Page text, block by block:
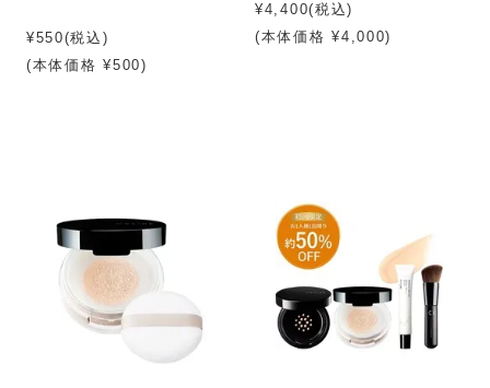
¥550(税込)
(本体価格 ¥500)
¥4,400(税込)
(本体価格 ¥4,000)